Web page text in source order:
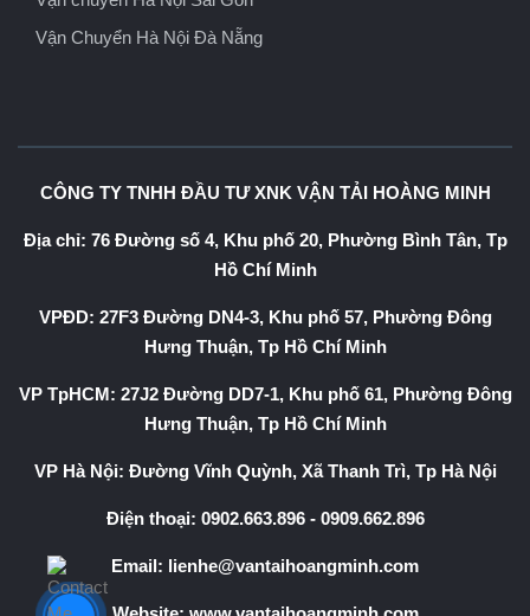
Vận Chuyển Hà Nội Đà Nẵng
CÔNG TY TNHH ĐẦU TƯ XNK VẬN TẢI HOÀNG MINH
Địa chỉ: 76 Đường số 4, Khu phố 20, Phường Bình Tân, Tp
Hồ Chí Minh
VPĐD: 27F3 Đường DN4-3, Khu phố 57, Phường Đông
Hưng Thuận, Tp Hồ Chí Minh
VP TpHCM: 27J2 Đường DD7-1, Khu phố 61, Phường Đông
Hưng Thuận, Tp Hồ Chí Minh
VP Hà Nội: Đường Vĩnh Quỳnh, Xã Thanh Trì, Tp Hà Nội
Điện thoại: 0902.663.896- 0909.662.896
Email: lienhe@vantaihoangminh.com